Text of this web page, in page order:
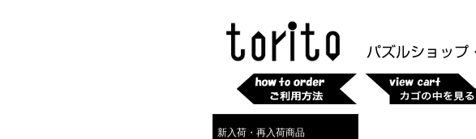
新入荷・再入荷商品